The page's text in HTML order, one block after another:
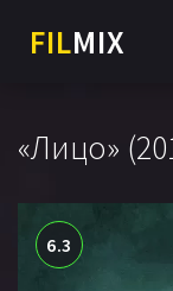
FILMIX
«Лицо»
6.3